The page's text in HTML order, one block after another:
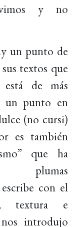
y no
un punto de
textos que
de más
un punto en
(no cursi)
es también
que ha
plumas
con el
textura e
introdujo